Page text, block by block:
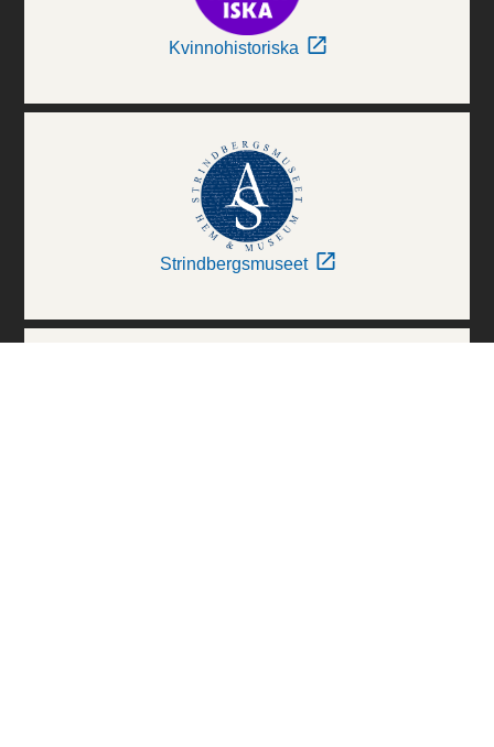
Kvinnohistoriska
Strindbergsmuseet